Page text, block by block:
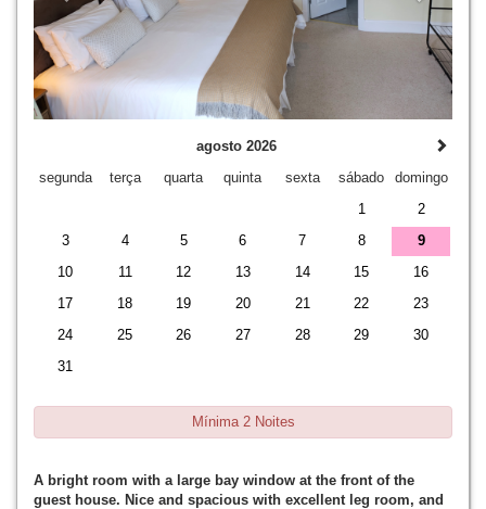
agosto 2026
segunda
terça quarta quinta sexta sábado
domingo
1
2
3
4 5 6 7 8
9
10
11 12 13 14 15
16
17
18 19 20 21 22
23
24
25 26 27 28 29
30
31
Mínima 2 Noites
A bright room with a large bay window at the front of the
guest house. Nice and spacious with excellent leg room, and